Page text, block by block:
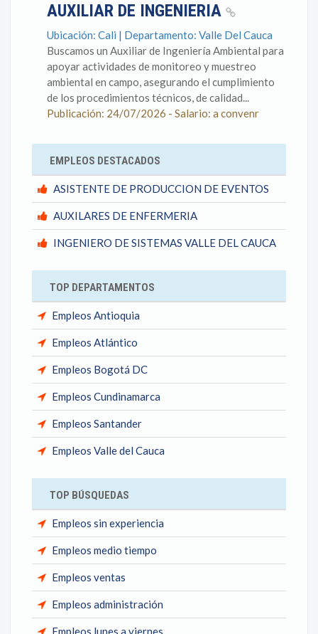
AUXILIAR DE INGENIERIA
Ubicación: Cali | Departamento: Valle Del Cauca
Buscamos un Auxiliar de Ingeniería Ambiental para
apoyar actividades de monitoreo y muestreo
ambiental en campo, asegurando el cumplimiento
de los procedimientos técnicos, de calidad...
Publicación: 24/07/2026 - Salario: a convenr
EMPLEOS DESTACADOS
ASISTENTE DE PRODUCCION DE EVENTOS
AUXILARES DE ENFERMERIA
INGENIERO DE SISTEMAS VALLE DEL CAUCA
TOP DEPARTAMENTOS
Empleos Antioquia
Empleos Atlántico
Empleos Bogotá DC
Empleos Cundinamarca
Empleos Santander
Empleos Valle del Cauca
TOP BÚSQUEDAS
Empleos sin experiencia
Empleos medio tiempo
Empleos ventas
Empleos administración
Empleos lunes a viernes